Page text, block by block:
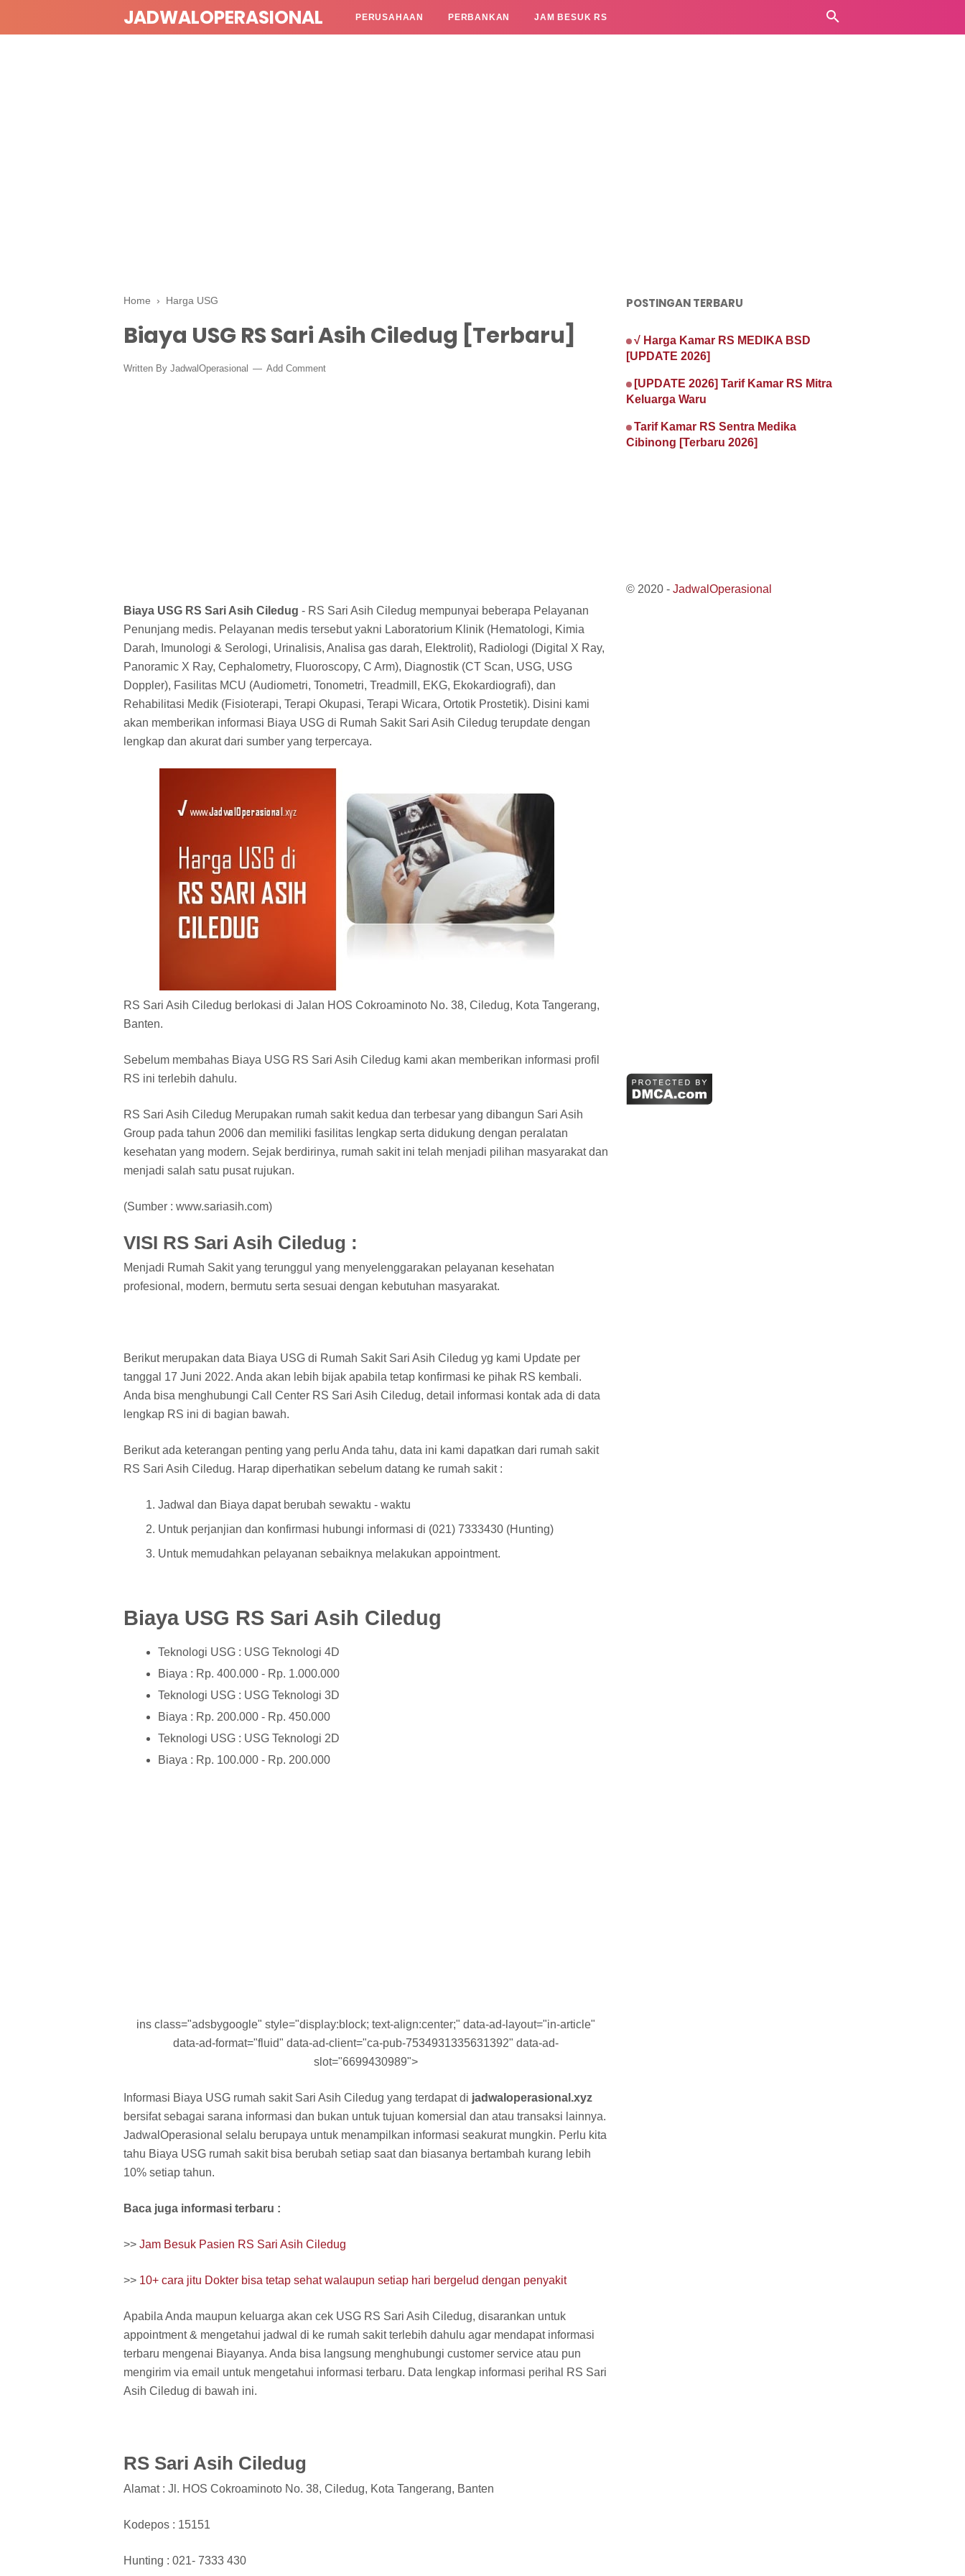
JADWALOPERASIONAL PERUSAHAAN PERBANKAN JAM BESUK RS
Home › Harga USG
Biaya USG RS Sari Asih Ciledug [Terbaru]
Written By JadwalOperasional Add Comment
Biaya USG RS Sari Asih Ciledug - RS Sari Asih Ciledug mempunyai beberapa Pelayanan
Penunjang medis. Pelayanan medis tersebut yakni Laboratorium Klinik (Hematologi, Kimia
Darah, Imunologi & Serologi, Urinalisis, Analisa gas darah, Elektrolit), Radiologi (Digital X Ray,
Panoramic X Ray, Cephalometry, Fluoroscopy, C Arm), Diagnostik (CT Scan, USG, USG
Doppler), Fasilitas MCU (Audiometri, Tonometri, Treadmill, EKG, Ekokardiografi), dan
Rehabilitasi Medik (Fisioterapi, Terapi Okupasi, Terapi Wicara, Ortotik Prostetik). Disini kami
akan memberikan informasi Biaya USG di Rumah Sakit Sari Asih Ciledug terupdate dengan
lengkap dan akurat dari sumber yang terpercaya.
RS Sari Asih Ciledug berlokasi di Jalan HOS Cokroaminoto No. 38, Ciledug, Kota Tangerang,
Banten.
Sebelum membahas Biaya USG RS Sari Asih Ciledug kami akan memberikan informasi profil
RS ini terlebih dahulu.
RS Sari Asih Ciledug Merupakan rumah sakit kedua dan terbesar yang dibangun Sari Asih
Group pada tahun 2006 dan memiliki fasilitas lengkap serta didukung dengan peralatan
kesehatan yang modern. Sejak berdirinya, rumah sakit ini telah menjadi pilihan masyarakat dan
menjadi salah satu pusat rujukan.
(Sumber : www.sariasih.com)
VISI RS Sari Asih Ciledug :
Menjadi Rumah Sakit yang terunggul yang menyelenggarakan pelayanan kesehatan
profesional, modern, bermutu serta sesuai dengan kebutuhan masyarakat.
Berikut merupakan data Biaya USG di Rumah Sakit Sari Asih Ciledug yg kami Update per
tanggal 17 Juni 2022. Anda akan lebih bijak apabila tetap konfirmasi ke pihak RS kembali.
Anda bisa menghubungi Call Center RS Sari Asih Ciledug, detail informasi kontak ada di data
lengkap RS ini di bagian bawah.
Berikut ada keterangan penting yang perlu Anda tahu, data ini kami dapatkan dari rumah sakit
RS Sari Asih Ciledug. Harap diperhatikan sebelum datang ke rumah sakit :
Jadwal dan Biaya dapat berubah sewaktu - waktu
Untuk perjanjian dan konfirmasi hubungi informasi di (021) 7333430 (Hunting)
Untuk memudahkan pelayanan sebaiknya melakukan appointment.
Biaya USG RS Sari Asih Ciledug
Teknologi USG : USG Teknologi 4D
Biaya : Rp. 400.000 - Rp. 1.000.000
Teknologi USG : USG Teknologi 3D
Biaya : Rp. 200.000 - Rp. 450.000
Teknologi USG : USG Teknologi 2D
Biaya : Rp. 100.000 - Rp. 200.000
ins class="adsbygoogle" style="display:block; text-align:center;" data-ad-layout="in-article"
data-ad-format="fluid" data-ad-client="ca-pub-7534931335631392" data-ad-
slot="6699430989">
Informasi Biaya USG rumah sakit Sari Asih Ciledug yang terdapat di jadwaloperasional.xyz
bersifat sebagai sarana informasi dan bukan untuk tujuan komersial dan atau transaksi lainnya.
JadwalOperasional selalu berupaya untuk menampilkan informasi seakurat mungkin. Perlu kita
tahu Biaya USG rumah sakit bisa berubah setiap saat dan biasanya bertambah kurang lebih
10% setiap tahun.
Baca juga informasi terbaru :
>> Jam Besuk Pasien RS Sari Asih Ciledug
>> 10+ cara jitu Dokter bisa tetap sehat walaupun setiap hari bergelud dengan penyakit
Apabila Anda maupun keluarga akan cek USG RS Sari Asih Ciledug, disarankan untuk
appointment & mengetahui jadwal di ke rumah sakit terlebih dahulu agar mendapat informasi
terbaru mengenai Biayanya. Anda bisa langsung menghubungi customer service atau pun
mengirim via email untuk mengetahui informasi terbaru. Data lengkap informasi perihal RS Sari
Asih Ciledug di bawah ini.
RS Sari Asih Ciledug
Alamat : Jl. HOS Cokroaminoto No. 38, Ciledug, Kota Tangerang, Banten
Kodepos : 15151
Hunting : 021- 7333 430
POSTINGAN TERBARU
√ Harga Kamar RS MEDIKA BSD
[UPDATE 2026]
[UPDATE 2026] Tarif Kamar RS Mitra
Keluarga Waru
Tarif Kamar RS Sentra Medika
Cibinong [Terbaru 2026]
© 2020 - JadwalOperasional